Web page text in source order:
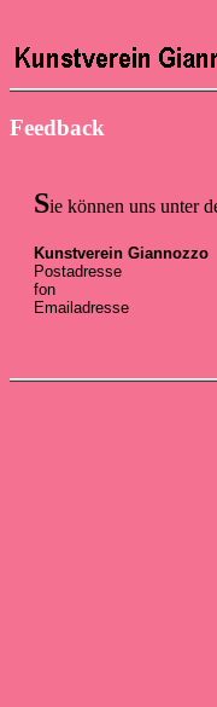
Feedback
Sie können uns unter
Kunstverein Giannozzo
Postadresse
fon
Emailadresse